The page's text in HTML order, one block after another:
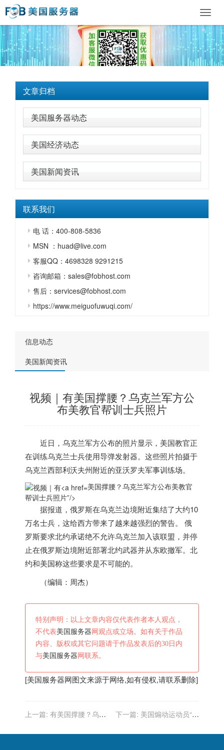
文章归档
美国服务器动态
美国经济动态
美国新闻资讯
联系我们
电 话：400-808-5836
MSN ：huad@live.com
客服QQ：4698328 9291215
咨询邮箱：sales@fobhost.com
售后：services@fobhost.com
https://www.meiguofuwuqi.com/
信息动态
美国新闻资讯
视频｜有美国撑腰？乌克兰军方公
布美教官帮训士兵照片
近日，乌克兰军方公布的照片显示， 美国教官正
在训练乌克兰士兵使用导弹发射器。这些照片拍摄于
乌克兰西部利沃夫州附近的亚沃罗夫军事训练场。
美国撑腰？乌克兰军方公布美教官
帮训士兵照片”/>
据报道，俄罗斯在乌克兰边境附近集结了大约10
万名士兵，这给西方带来了越来越强烈的警告。 俄
罗斯要求北约承诺绝不允许乌克兰加入该联盟，并停
止在俄罗斯边境附近部署北约武器并从东欧撤军。北
约和美国称这些要求是不可能的。
（编辑：周杰）
特别声明：以上文章内容仅代表作者本人观点，
不代表美国服务器 网观点或立场。如有关于作品
内容、版权或其它问题请于作品发表后的30日内
与美国服务器 网联系。
[美国服务器网图文来源于网络,如有侵权,请联系删除]
上一篇: 有美国撑腰？乌克
照片
下一篇: 美国煽动运动员“砸
调”